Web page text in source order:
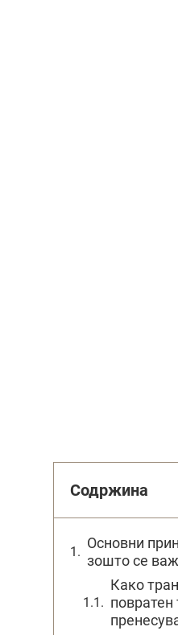
Содржина
Основни
зошто се
Како
повратен